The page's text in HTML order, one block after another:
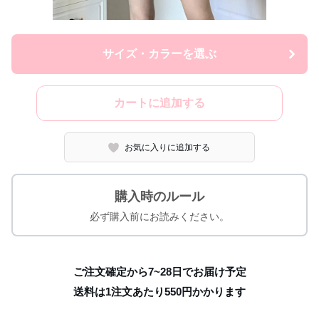
サイズ・カラーを選ぶ
カートに追加する
お気に入りに追加する
購入時のルール
必ず購入前にお読みください。
ご注文確定から7~28日でお届け予定
送料は1注文あたり550円かかります